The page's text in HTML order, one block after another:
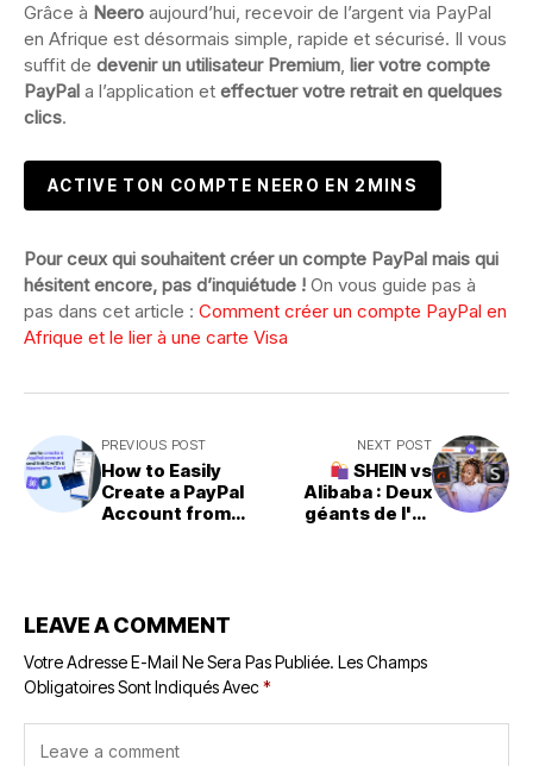
Grâce à Neero aujourd’hui, recevoir de l’argent via PayPal
en Afrique est désormais simple, rapide et sécurisé. Il vous
suffit de devenir un utilisateur Premium, lier votre compte
PayPal a l’application et effectuer votre retrait en quelques
clics.
ACTIVE TON COMPTE NEERO EN 2MINS
Pour ceux qui souhaitent créer un compte PayPal mais qui
hésitent encore, pas d’inquiétude ! On vous guide pas à
pas dans cet article : Comment créer un compte PayPal en
Afrique et le lier à une carte Visa
PREVIOUS POST
How to Easily
Create a PayPal
Account from
NEXT POST
SHEIN vs
Alibaba : Deux
géants de l'e-
LEAVE A COMMENT
Votre Adresse E-Mail Ne Sera Pas Publiée. Les Champs
Obligatoires Sont Indiqués Avec*